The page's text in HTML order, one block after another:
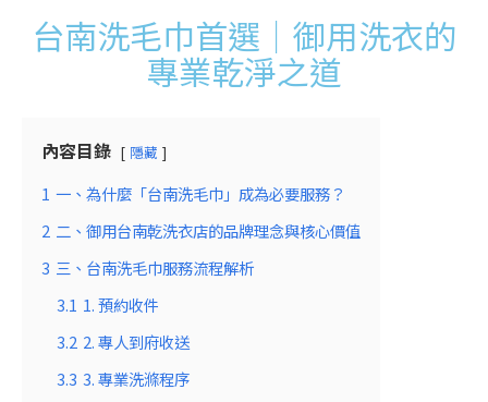
台南洗毛巾首選｜御用洗衣的
專業乾淨之道
內容目錄 隱藏
1 一、為什麼「台南洗毛巾」成為必要服務？
2 二、御用台南乾洗衣店的品牌理念與核心價值
3 三、台南洗毛巾服務流程解析
3.1 1. 預約收件
3.2 2. 專人到府收送
3.3 3. 專業洗滌程序